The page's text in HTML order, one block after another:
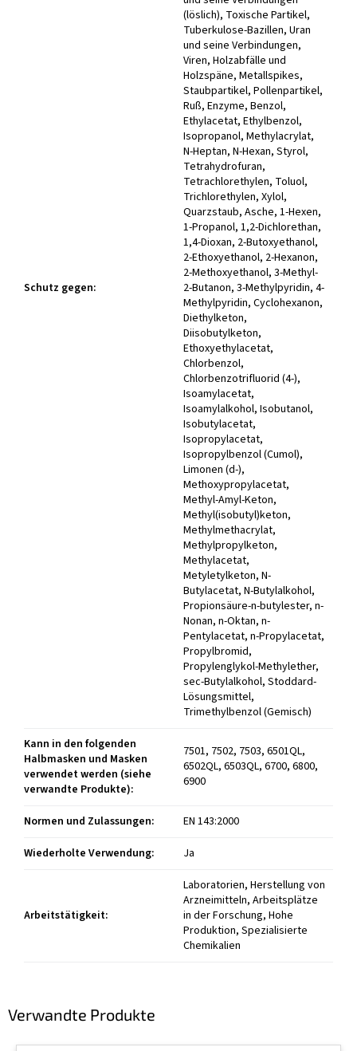
Verwandte Produkte
Schutz gegen:
(löslich), Toxische Partikel,
Tuberkulose-Bazillen, Uran
und seine Verbindungen,
Viren, Holzabfälle und
Holzspäne, Metallspikes,
Staubpartikel, Pollenpartikel,
Ruß, Enzyme, Benzol,
Ethylacetat, Ethylbenzol,
Isopropanol, Methylacrylat,
N-Heptan, N-Hexan, Styrol,
Tetrahydrofuran,
Tetrachlorethylen, Toluol,
Trichlorethylen, Xylol,
Quarzstaub, Asche, 1-Hexen,
1-Propanol, 1,2-Dichlorethan,
1,4-Dioxan, 2-Butoxyethanol,
2-Ethoxyethanol, 2-Hexanon,
2-Methoxyethanol, 3-Methyl-
2-Butanon, 3-Methylpyridin, 4-
Methylpyridin, Cyclohexanon,
Diethylketon,
Diisobutylketon,
Ethoxyethylacetat,
Chlorbenzol,
Chlorbenzotrifluorid (4-),
Isoamylacetat,
Isoamylalkohol, Isobutanol,
Isobutylacetat,
Isopropylacetat,
Isopropylbenzol (Cumol),
Limonen (d-),
Methoxypropylacetat,
Methyl-Amyl-Keton,
Methyl(isobutyl)keton,
Methylmethacrylat,
Methylpropylketon,
Methylacetat,
Metyletylketon, N-
Butylacetat, N-Butylalkohol,
Propionsäure-n-butylester, n-
Nonan, n-Oktan, n-
Pentylacetat, n-Propylacetat,
Propylbromid,
Propylenglykol-Methylether,
sec-Butylalkohol, Stoddard-
Lösungsmittel,
Trimethylbenzol (Gemisch)
Kann in den folgenden
Halbmasken und Masken
verwendet werden (siehe
verwandte Produkte):
7501, 7502, 7503, 6501QL,
6502QL, 6503QL, 6700, 6800,
6900
Normen und Zulassungen:
EN 143:2000
Wiederholte Verwendung: Ja
Arbeitstätigkeit:
Laboratorien, Herstellung von
Arzneimitteln, Arbeitsplätze
in der Forschung, Hohe
Produktion, Spezialisierte
Chemikalien